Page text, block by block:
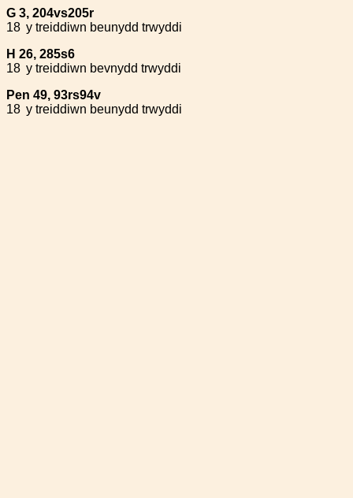
G 3, 204vs205r
18 y treiddiwn beunydd trwyddi
H 26, 285s6
18 y treiddiwn bevnydd trwyddi
Pen 49, 93rs94v
18 y treiddiwn beunydd trwyddi